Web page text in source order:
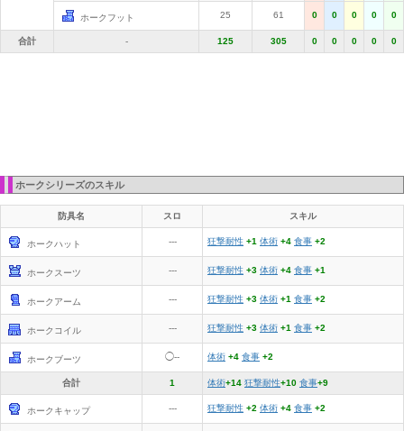
ホークフット 25 61 0 0 0 0 0
合計 - 125 305 0 0 0 0 0
ホークシリーズのスキル
防具名 スロ スキル
ホークハット --- 狂撃耐性 +1 体術 +4 食事 +2
ホークスーツ --- 狂撃耐性 +3 体術 +4 食事 +1
ホークアーム --- 狂撃耐性 +3 体術 +1 食事 +2
ホークコイル --- 狂撃耐性 +3 体術 +1 食事 +2
ホークブーツ ◯-- 体術 +4 食事 +2
合計 1 体術+14 狂撃耐性+10 食事+9
ホークキャップ --- 狂撃耐性 +2 体術 +4 食事 +2